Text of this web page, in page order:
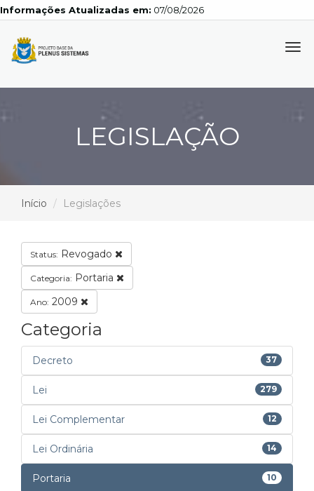
Atualizadas em: 07/08/2026
LEGISLAÇÃO
Início Legislações
Status: Revogado
Categoria: Portaria
Ano: 2009
Categoria
Decreto 37
Lei 279
Lei Complementar 12
Lei Ordinária 14
Portaria 10